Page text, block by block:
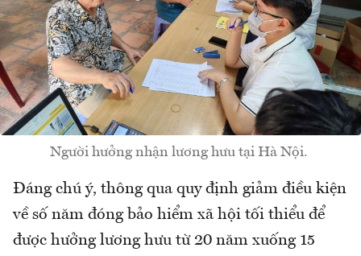
Người hưởng nhận lương hưu tại Hà Nội.
Đáng chú ý, thông qua quy định giảm điều kiện
về số năm đóng bảo hiểm xã hội tối thiểu để
được hưởng lương hưu từ 20 năm xuống 15